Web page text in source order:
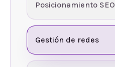
Posicionamiento SEO
Gestión de redes